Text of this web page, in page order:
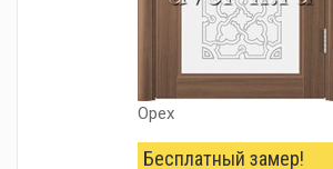
Орех
Бесплатный замер!